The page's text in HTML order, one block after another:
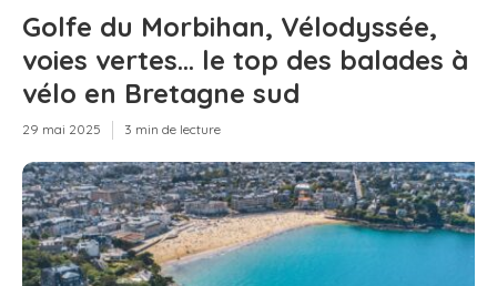
Golfe du Morbihan, Vélodyssée,
voies vertes… le top des balades à
vélo en Bretagne sud
29 mai 2025 3 min de lecture